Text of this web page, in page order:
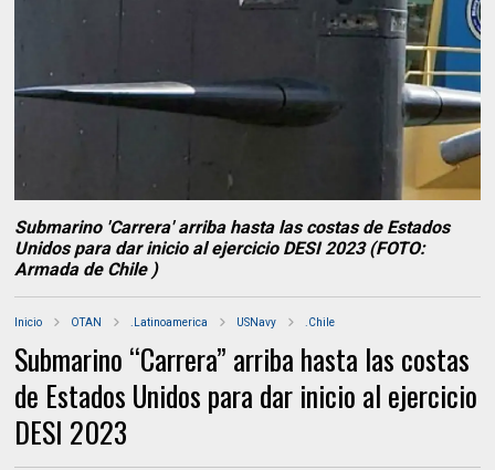
Submarino 'Carrera' arriba hasta las costas de Estados
Unidos para dar inicio al ejercicio DESI 2023 (FOTO:
Armada de Chile )
Inicio OTAN .Latinoamerica USNavy .Chile
Submarino “Carrera” arriba hasta las costas
de Estados Unidos para dar inicio al ejercicio
DESI 2023